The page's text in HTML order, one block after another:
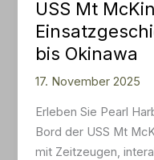
USS Mt
bis Okinawa
17. November 2025
Erleben Sie Pearl
Bord der USS Mt
mit Zeitzeugen,